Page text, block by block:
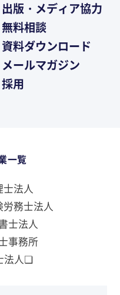
出版・メディア協力
無料相談
資料ダウンロード
メールマガジン
採用
一覧
士法人
労務士法人
士法人
事務所
法人❏